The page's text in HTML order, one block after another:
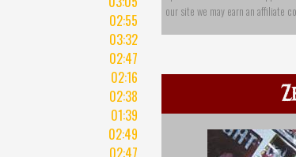
02:55
03:32
02:47
02:16
02:38
01:39
02:49
02:47
our site we may earn an affiliate